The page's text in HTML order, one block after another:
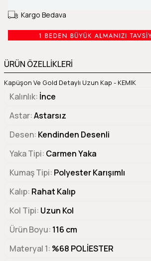
Kargo Bedava
ÜRÜN ÖZELLİKLERİ
Kapüşon Ve Gold Detaylı Uzun Kap - KEMIK
Kalınlık İnce
Astar Astarsız
Desen Kendinden Desenli
Yaka Tipi Carmen Yaka
Kumaş Tipi Polyester Karışımlı
Kalıp Rahat Kalıp
Kol Tipi Uzun Kol
Ürün Boyu 116 cm
Materyal 1 %68 POLİESTER